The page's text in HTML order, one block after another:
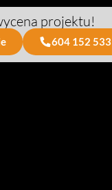
projektu!
604 152 533